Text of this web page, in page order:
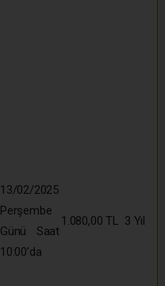
13/02/2025
Perşembe
Günü Saat
10:00’da
1.080,00 TL 3 Yıl